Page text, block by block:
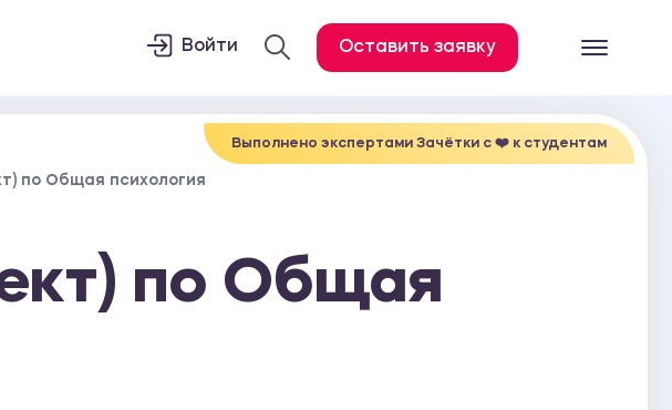
Все услуги
Контрольная работа
Войти Оставить заявку
Выполнено экспертами Зачётки c ❤️ к студентам
по Общая психология
по Общая